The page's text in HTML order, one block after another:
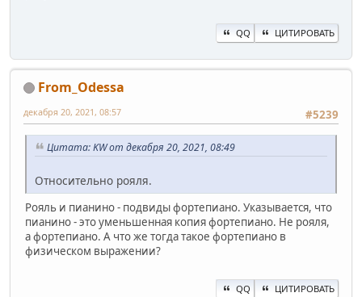
QQ ЦИТИРОВАТЬ
From_Odessa
#5239
декабря 20, 2021, 08:57
Цитата: KW от декабря 20, 2021, 08:49
Относительно рояля.
Рояль и пианино - подвиды фортепиано. Указывается, что
пианино - это уменьшенная копия фортепиано. Не рояля,
а фортепиано. А что же тогда такое фортепиано в
физическом выражении?
QQ ЦИТИРОВАТЬ